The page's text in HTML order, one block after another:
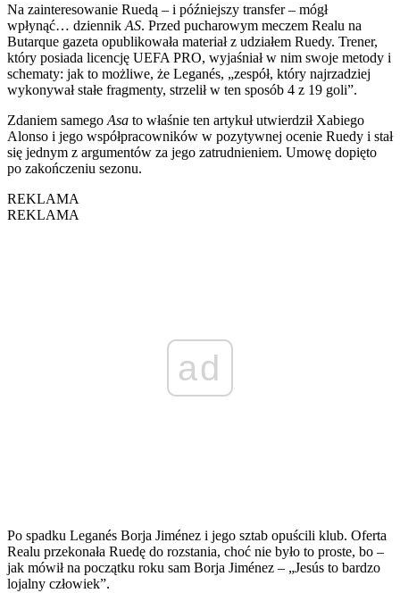
Na zainteresowanie Ruedą – i późniejszy transfer – mógł
wpłynąć… dziennik AS. Przed pucharowym meczem Realu na
Butarque gazeta opublikowała materiał z udziałem Ruedy. Trener,
który posiada licencję UEFA PRO, wyjaśniał w nim swoje metody i
schematy: jak to możliwe, że Leganés, „zespół, który najrzadziej
wykonywał stałe fragmenty, strzelił w ten sposób 4 z 19 goli”.
Zdaniem samego Asa to właśnie ten artykuł utwierdził Xabiego
Alonso i jego współpracowników w pozytywnej ocenie Ruedy i stał
się jednym z argumentów za jego zatrudnieniem. Umowę dopięto
po zakończeniu sezonu.
REKLAMA
REKLAMA
ad
Po spadku Leganés Borja Jiménez i jego sztab opuścili klub. Oferta
Realu przekonała Ruedę do rozstania, choć nie było to proste, bo –
jak mówił na początku roku sam Borja Jiménez – „Jesús to bardzo
lojalny człowiek”.